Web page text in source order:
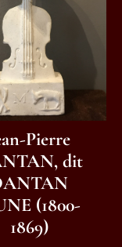
Pierre
dit
(1800-
1869)